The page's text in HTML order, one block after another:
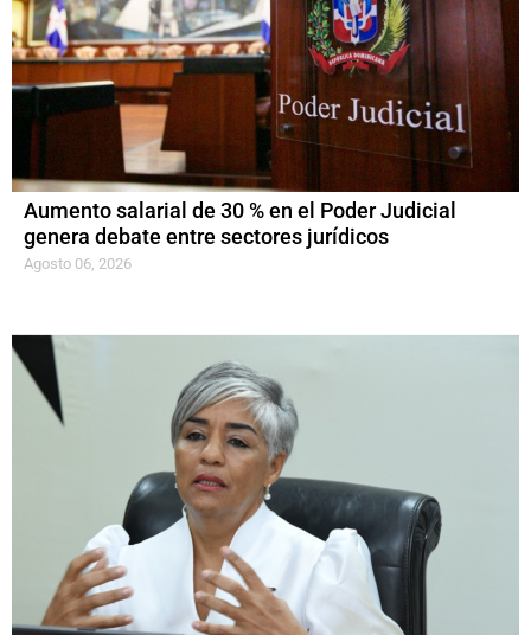
Aumento salarial de 30 % en el Poder Judicial
genera debate entre sectores jurídicos
Agosto 06, 2026